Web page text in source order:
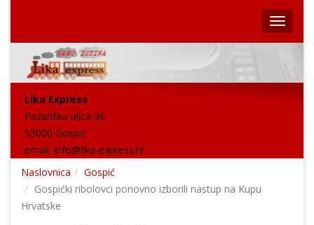
Lika Express
Pazariška ulica 36
53000 Gospić
email: info@lika-express.hr
Naslovnica
Gospić
Gospićki ribolovci ponovno izborili nastup na Kupu
Hrvatske